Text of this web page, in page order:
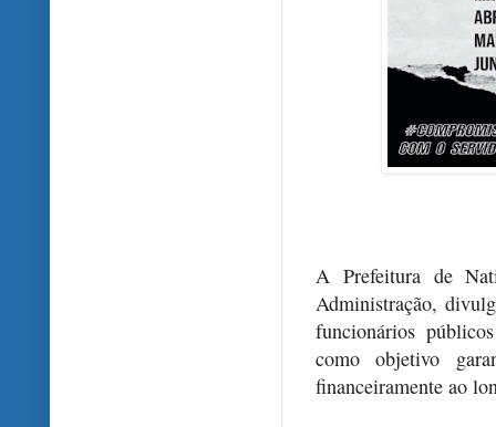
A Prefeitura de
Administração,
funcionários
como objetivo
financeiramente ao